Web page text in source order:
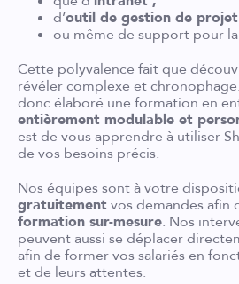
d’outil de gestion de projet
ou même de support pour la
Cette polyvalence fait que
révéler complexe et
donc élaboré une formation en
entièrement modulable et
est de vous apprendre à utiliser
de vos besoins précis.
Nos équipes sont à votre
gratuitement vos demandes afin
formation sur-mesure. Nos
peuvent aussi se déplacer
afin de former vos salariés en
et de leurs attentes.